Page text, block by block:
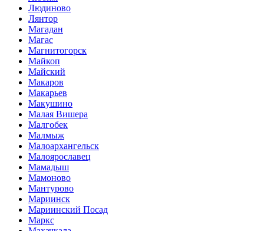
Людиново
Лянтор
Магадан
Магас
Магнитогорск
Майкоп
Майский
Макаров
Макарьев
Макушино
Малая Вишера
Малгобек
Малмыж
Малоархангельск
Малоярославец
Мамадыш
Мамоново
Мантурово
Мариинск
Мариинский Посад
Маркс